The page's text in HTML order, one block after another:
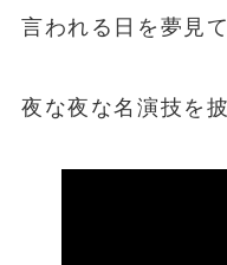
言われる日を夢見て
夜な夜な名演技を